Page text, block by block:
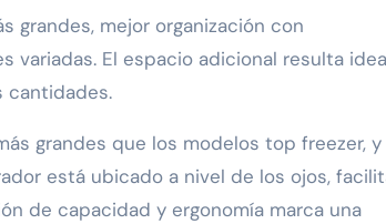
grandes, mejor organización con
El espacio adicional resulta
cantidades.
grandes que los modelos top freezer, y
está ubicado a nivel de los ojos,
de capacidad y ergonomía marca una